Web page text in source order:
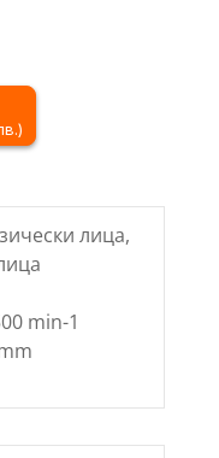
97.01 лв..
/
93.51 лв..
лица,
min-1